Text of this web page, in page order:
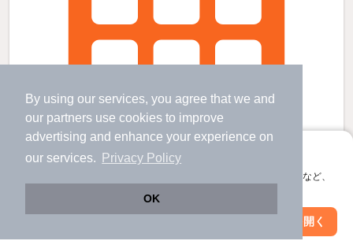
By using our services, you agree that we and
our partners use cookies to improve
advertising and enhance your experience on
our services.
Privacy Policy
OK
アプリに切り替えて、サクサクお部屋探し
会員登録なしですぐ使える。マップ検索やお気に入り保存など、
アプリを開く
絞り込み条件を変更